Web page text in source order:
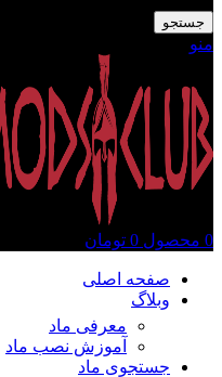
جستجو
منو
0 محصول 0 تومان
صفحه اصلی
وبلاگ
معرفی ماد
آموزش نصب ماد
جستجوی ماد